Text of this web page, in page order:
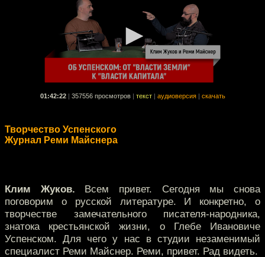
01:42:22 357556 просмотров текст аудиоверсия скачать
Творчество Успенского
Журнал Реми Майснера
Клим Жуков. Всем привет. Сегодня мы снова
поговорим о русской литературе. И конкретно, о
творчестве замечательного писателя-народника,
знатока крестьянской жизни, о Глебе Ивановиче
Успенском. Для чего у нас в студии незаменимый
специалист Реми Майснер. Реми, привет. Рад видеть.